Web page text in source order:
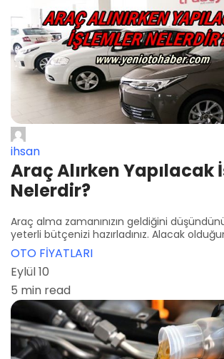
ihsan
Araç Alırken Yapılacak
Nelerdir?
Araç alma zamanınızın geldiğini
yeterli bütçenizi hazırladınız. Alacak
OTO FİYATLARI
Eylül 10
5 min read